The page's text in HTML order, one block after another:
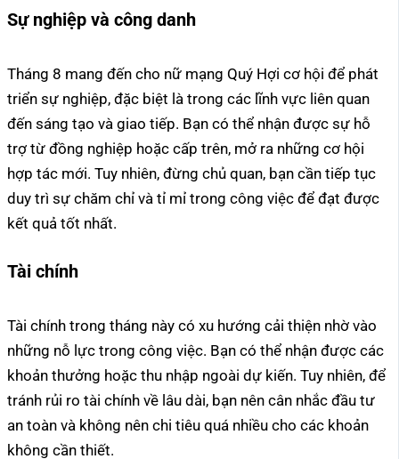
Sự nghiệp và công danh
Tháng 8 mang đến cho nữ mạng Quý Hợi cơ hội để phát
triển sự nghiệp, đặc biệt là trong các lĩnh vực liên quan
đến sáng tạo và giao tiếp. Bạn có thể nhận được sự hỗ
trợ từ đồng nghiệp hoặc cấp trên, mở ra những cơ hội
hợp tác mới. Tuy nhiên, đừng chủ quan, bạn cần tiếp tục
duy trì sự chăm chỉ và tỉ mỉ trong công việc để đạt được
kết quả tốt nhất.
Tài chính
Tài chính trong tháng này có xu hướng cải thiện nhờ vào
những nỗ lực trong công việc. Bạn có thể nhận được các
khoản thưởng hoặc thu nhập ngoài dự kiến. Tuy nhiên, để
tránh rủi ro tài chính về lâu dài, bạn nên cân nhắc đầu tư
an toàn và không nên chi tiêu quá nhiều cho các khoản
không cần thiết.